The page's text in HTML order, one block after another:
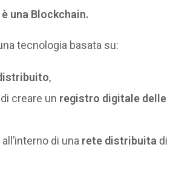
una Blockchain.
tecnologia basata su:
,
creare un registro digitale delle
di una rete distribuita di